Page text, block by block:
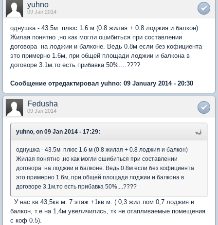
yuhno
09 Jan 2014
однушка - 43.5м плюс 1.6 м (0.8 жилая + 0.8 лоджия и балкон)
Жилая понятно ,но как могли ошибиться при составлении
договора на лоджии и балконе. Ведь 0.8м если без кофициента
это примерно 1.6м, при общей площади лоджии и балкона в
договоре 3.1м.то есть прибавка 50%....????
Сообщение отредактировал yuhno: 09 January 2014 - 20:30
Fedusha
09 Jan 2014
yuhno, on 09 Jan 2014 - 17:29:
однушка - 43.5м плюс 1.6 м (0.8 жилая + 0.8 лоджия и балкон)
Жилая понятно ,но как могли ошибиться при составлении
договора на лоджии и балконе. Ведь 0.8м если без кофициента
это примерно 1.6м, при общей площади лоджии и балкона в
договоре 3.1м.то есть прибавка 50%....????
У нас кв 43,5кв м. 7 этаж +1кв м. ( 0,3 жил пом 0,7 лоджия и
балкон, т.е на 1,4м увеличились, тк не отапливаемые помещения
с коф 0.5).